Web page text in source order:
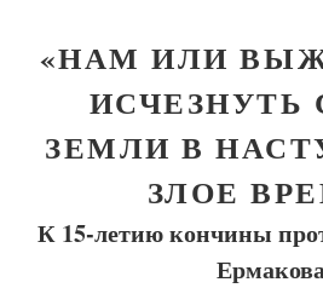
«НАМ ИЛИ
ИСЧЕЗНУТЬ
ЗЕМЛИ В
ЗЛОЕ
К 15-летию кончины